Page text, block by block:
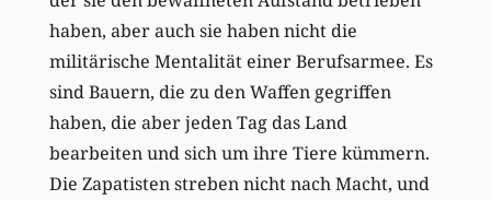
haben, aber auch sie haben nicht die
militärische Mentalität einer Berufsarmee. Es
sind Bauern, die zu den Waffen gegriffen
haben, die aber jeden Tag das Land
bearbeiten und sich um ihre Tiere kümmern.
Die Zapatisten streben nicht nach Macht, und